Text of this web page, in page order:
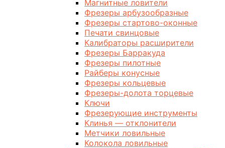
Магнитные ловители
Фрезеры арбузообразные
Фрезеры стартово-оконные
Печати свинцовые
Калибраторы расширители
Фрезеры Барракуда
Фрезеры пилотные
Райберы конусные
Фрезеры кольцевые
Фрезеры-долота торцевые
Ключи
Фрезерующие инструменты
Клинья — отклонители
Метчики ловильные
Колокола ловильные